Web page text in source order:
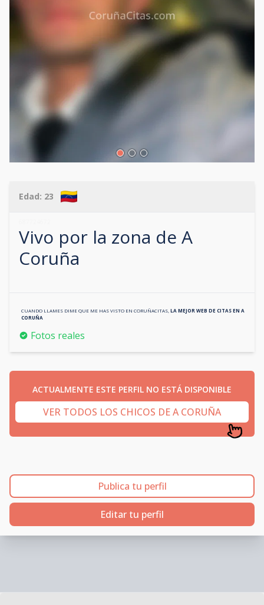
Edad: 23
Vivo por la zona de A
Coruña
CUANDO LLAMES DIME QUE ME HAS VISTO EN CORUÑACITAS,LA MEJOR WEB DE CITAS EN A
CORUÑA
Fotos reales
ACTUALMENTE ESTE PERFIL NO ESTÁ DISPONIBLE
VER TODOS LOS CHICOS DE A CORUÑA
Publica tu perfil
Editar tu perfil